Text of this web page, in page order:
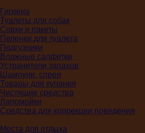
Гигиена
Туалеты для собак
Совки и пакеты
Пеленки для туалета
Подгузники
Влажные салфетки
Устранители запахов
Шампуни, спреи
Товары для купания
Чистящие средства
Лапомойки
Средства для коррекции поведения
Места для отдыха